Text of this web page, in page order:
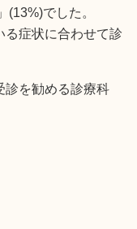
でした。
る症状に合わせて診
診を勧める診療科